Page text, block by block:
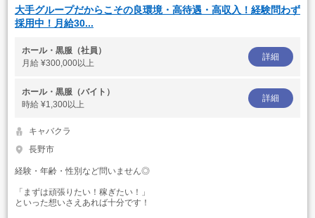
大手グループだからこその良環境・高待遇・高収入！経験問わず
採用中！月給30...
ホール・黒服（社員）
月給 ¥300,000以上
詳細
ホール・黒服（バイト）
時給 ¥1,300以上
詳細
キャバクラ
長野市
経験・年齢・性別など問いません◎
「まずは頑張りたい！稼ぎたい！」
といった想いさえあれば十分です！